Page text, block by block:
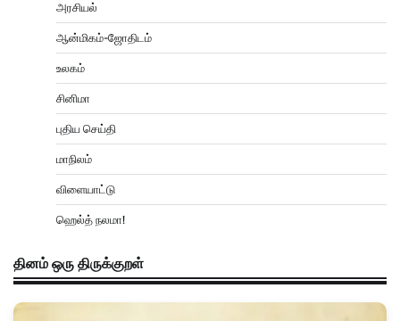
அரசியல்
ஆன்மிகம்-ஜோதிடம்
உலகம்
சினிமா
புதிய செய்தி
மாநிலம்
விளையாட்டு
ஹெல்த் நலமா!
தினம் ஒரு திருக்குறள்